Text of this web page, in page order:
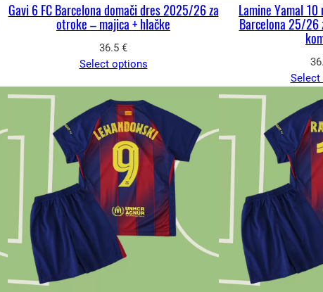
Gavi 6 FC Barcelona domači dres 2025/26 za
otroke – majica + hlačke
36.5 €
Select options
Lamine Yamal
Barcelona 25/26